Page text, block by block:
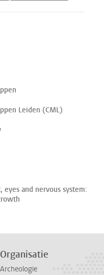
Leiden (CML)
and nervous system:
Organisatie
Archeologie